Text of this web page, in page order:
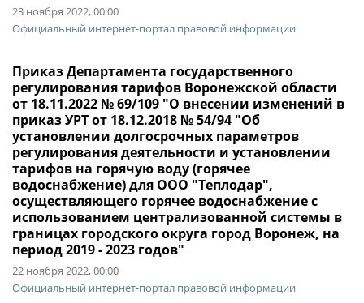
23 ноября 2022, 00:00
Официальный интернет-портал правовой информации
Приказ Департамента государственного
регулирования тарифов Воронежской области
от 18.11.2022 № 69/109 "О внесении изменений в
приказ УРТ от 18.12.2018 № 54/94 "Об
установлении долгосрочных параметров
регулирования деятельности и установлении
тарифов на горячую воду (горячее
водоснабжение) для ООО "Теплодар",
осуществляющего горячее водоснабжение с
использованием централизованной системы в
границах городского округа город Воронеж, на
период 2019 - 2023 годов"
22 ноября 2022, 00:00
Официальный интернет-портал правовой информации